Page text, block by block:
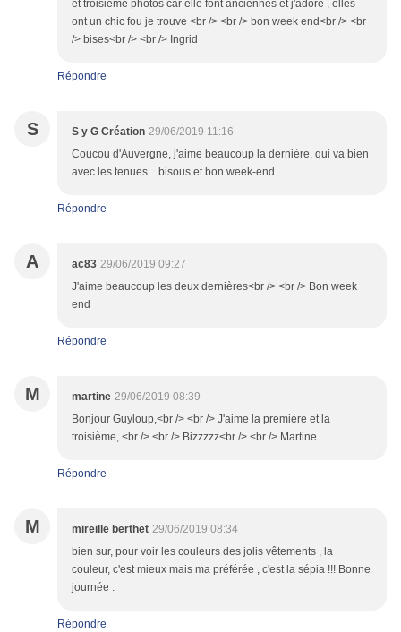
et troisième photos car elle font anciennes et j'adore , elles
ont un chic fou je trouve <br /> <br /> bon week end<br /> <br
/> bises<br /> <br /> Ingrid
Répondre
S S y G Création 29/06/2019 11:16
Coucou d'Auvergne, j'aime beaucoup la dernière, qui va bien
avec les tenues... bisous et bon week-end....
Répondre
A ac83 29/06/2019 09:27
J'aime beaucoup les deux dernières<br /> <br /> Bon week
end
Répondre
M martine 29/06/2019 08:39
Bonjour Guyloup,<br /> <br /> J'aime la première et la
troisième, <br /> <br /> Bizzzzz<br /> <br /> Martine
Répondre
M mireille berthet 29/06/2019 08:34
bien sur, pour voir les couleurs des jolis vêtements , la
couleur, c'est mieux mais ma préférée , c'est la sépia !!! Bonne
journée .
Répondre